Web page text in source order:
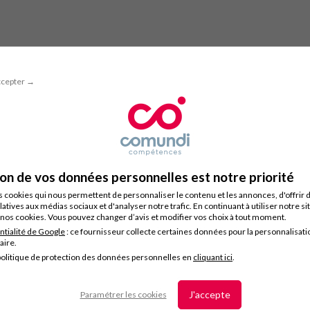
→
de vos données personnelles est notre priorité
cookies qui nous permettent de personnaliser le contenu et les annonces, d'offrir
aux médias sociaux et d'analyser notre trafic. En continuant à utiliser notre
cookies. Vous pouvez changer d’avis et modifier vos choix à tout moment.
de Google: ce fournisseur collecte certaines données pour la
de protection des données personnelles en cliquant ici.
Paramétrer les cookies J'accepte